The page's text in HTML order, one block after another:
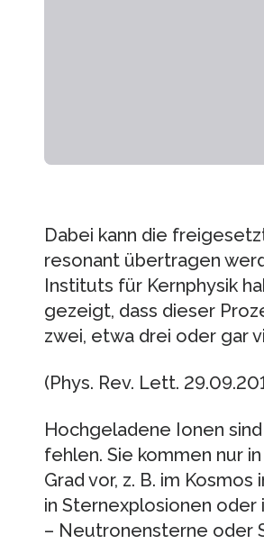
Dabei kann die
resonant übertragen
Instituts für Kernphysik
gezeigt, dass dieser
zwei, etwa drei oder gar
(Phys. Rev. Lett.
Hochgeladene Ionen
fehlen. Sie kommen nur
Grad vor, z. B. im
in Sternexplosionen
– Neutronensterne oder